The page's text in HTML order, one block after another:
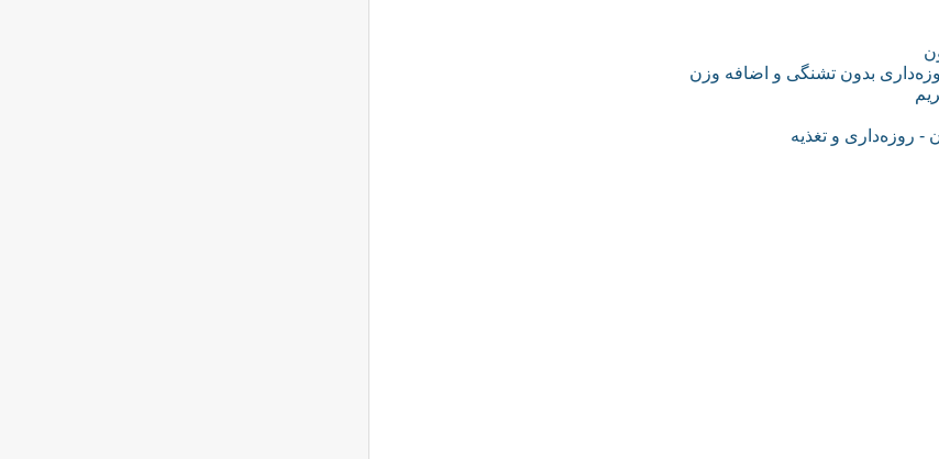
بدون تشنگی و اضافه وزن
روزه‌داری و تغذیه